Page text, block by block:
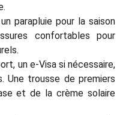
parapluie pour la saison
confortables pour
un e-Visa si nécessaire,
Une trousse de premiers
et de la crème solaire